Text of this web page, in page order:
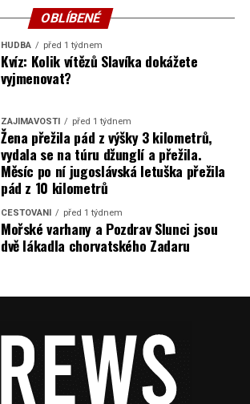
OBLÍBENÉ
HUDBA před 1 týdnem
Kvíz: Kolik vítězů Slavíka dokážete
vyjmenovat?
ZAJÍMAVOSTI před 1 týdnem
Žena přežila pád z výšky 3 kilometrů,
vydala se na túru džunglí a přežila.
Měsíc po ní jugoslávská letuška přežila
pád z 10 kilometrů
CESTOVÁNÍ před 1 týdnem
Mořské varhany a Pozdrav Slunci jsou
dvě lákadla chorvatského Zadaru